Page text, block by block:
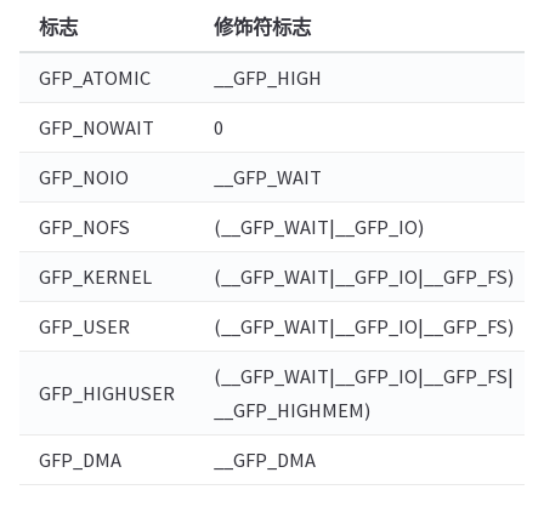
标志 修饰符标志
GFP_ATOMIC __GFP_HIGH
GFP_NOWAIT 0
GFP_NOIO __GFP_WAIT
GFP_NOFS (__GFP_WAIT|__GFP_IO)
GFP_KERNEL (__GFP_WAIT|__GFP_IO|__GFP_FS)
GFP_USER (__GFP_WAIT|__GFP_IO|__GFP_FS)
GFP_HIGHUSER
(__GFP_WAIT|__GFP_IO|__GFP_FS|
__GFP_HIGHMEM)
GFP_DMA __GFP_DMA